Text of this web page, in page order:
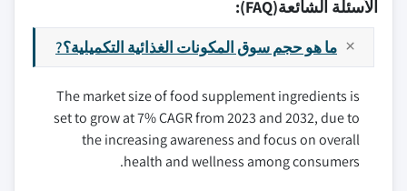
الأسئلة الشائعة(FAQ):
ما هو حجم سوق المكونات الغذائية التكميلية؟?
The market size of food supplement ingredients is
set to grow at 7% CAGR from 2023 and 2032, due to
the increasing awareness and focus on overall
health and wellness among consumers.